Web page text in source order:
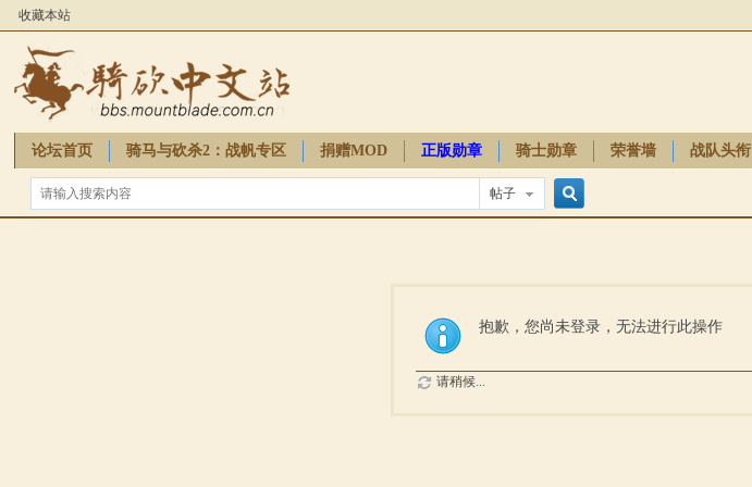
收藏本站
论坛首页 骑马与砍杀2：战帆专区 捐赠MOD 正版勋章 骑士勋章 荣誉墙 战队头衔
骑砍周边
帖子
索
抱歉，您尚未登录，无法进行此操作
请稍候...